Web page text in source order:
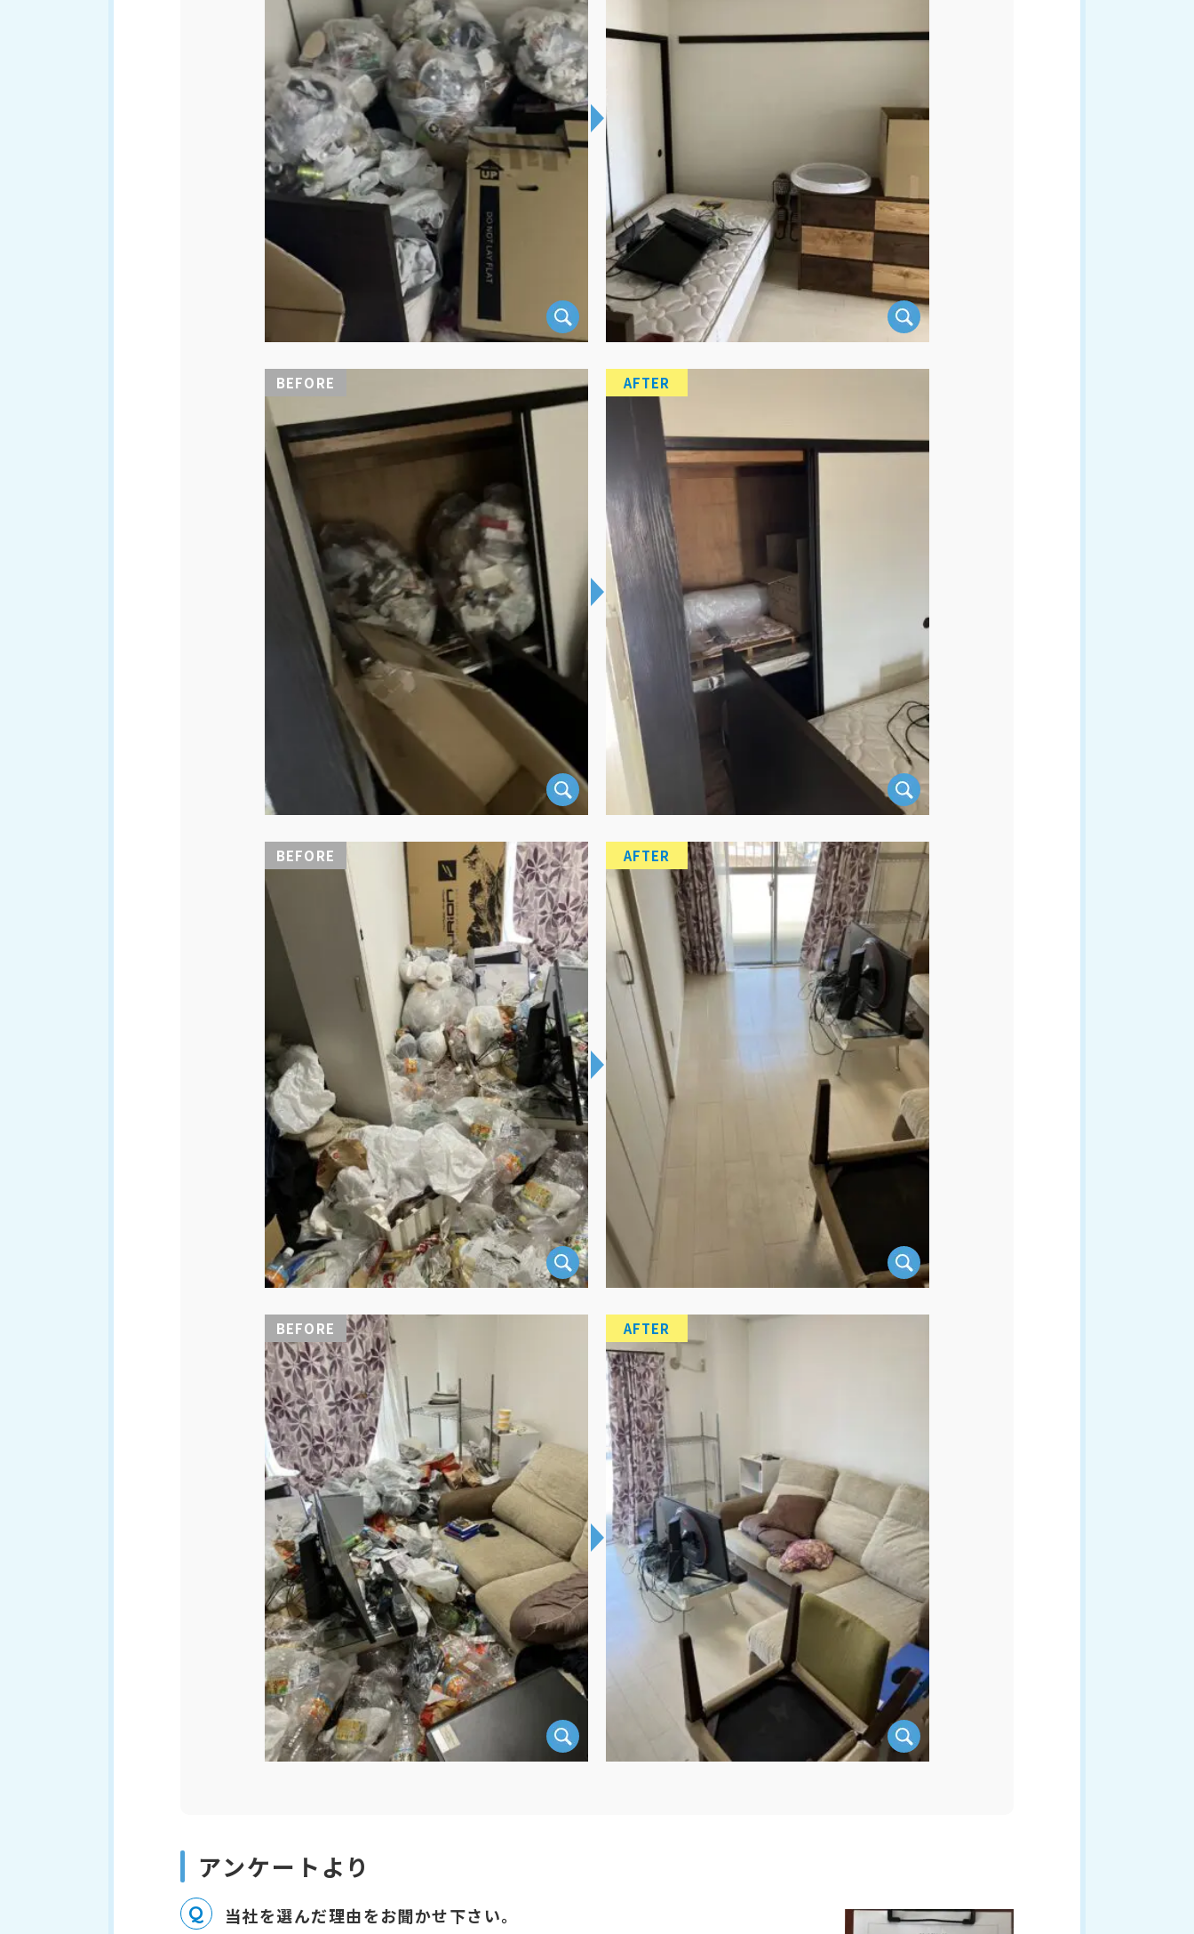
BEFORE AFTER
BEFORE AFTER
BEFORE AFTER
アンケートより
Q 当社を選んだ理由をお聞かせ下さい。